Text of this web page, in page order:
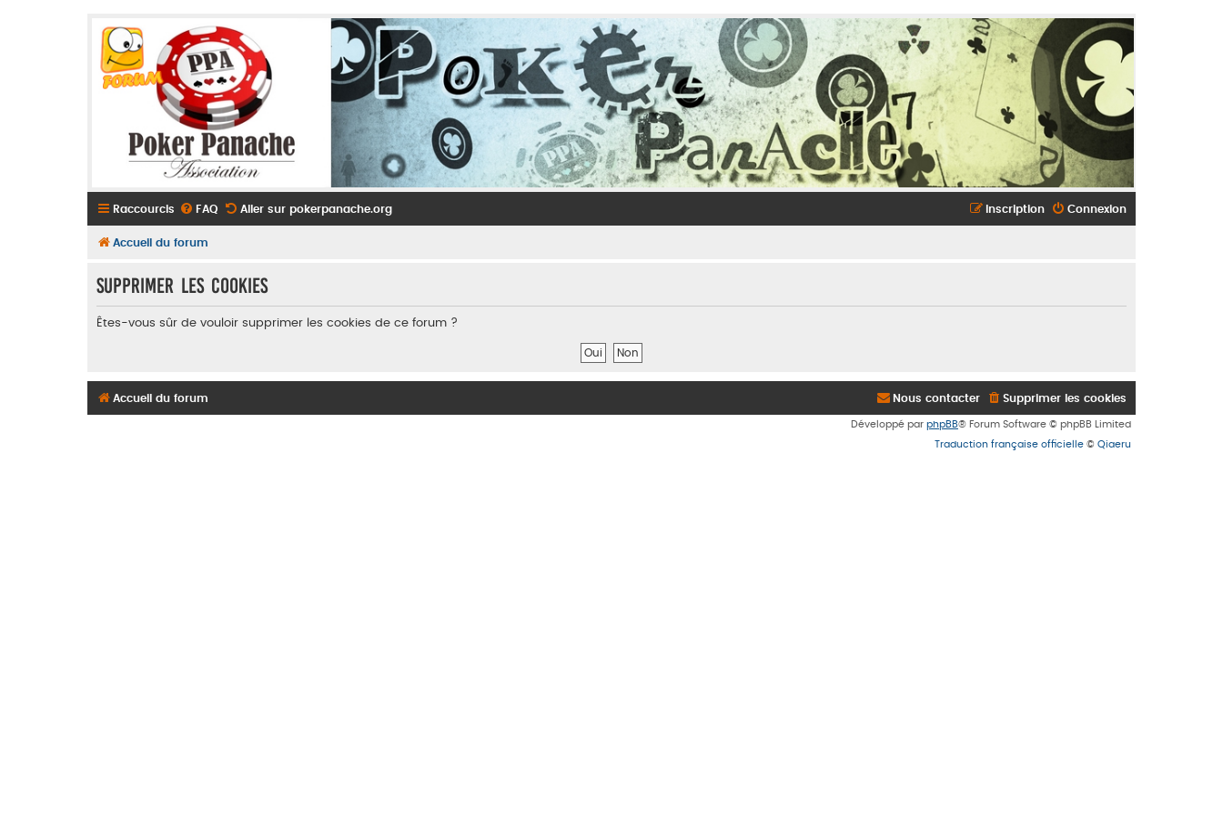
Raccourcis FAQ Aller sur pokerpanache.org Connexion
Inscription
Accueil du forum
Supprimer les cookies
Êtes-vous sûr de vouloir supprimer les cookies de ce forum ?
Accueil du forum Supprimer les cookies
Nous contacter
Développé par phpBB® Forum Software © phpBB Limited
Traduction française officielle © Qiaeru